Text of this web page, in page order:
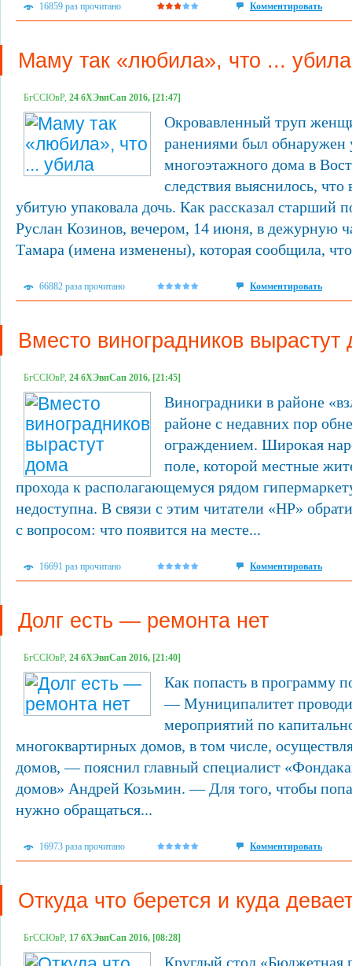
16859 раз прочитано Комментировать
Маму так «любила», что ... убила
БгССЮвР, 24 бХЭвпСап 2016, [21:47]
Окровавленный труп
ранениями был обнаружен
многоэтажного дома в
следствия выяснилось,
убитую упаковала дочь. Как рассказал старший
Руслан Козинов, вечером, 14 июня, в дежурную
Тамара (имена изменены), которая сообщила,
66882 раза прочитано Комментировать
Вместо виноградников вырастут
БгССЮвР, 24 бХЭвпСап 2016, [21:45]
Виноградники в районе
районе с недавних пор
ограждением. Широкая
поле, которой местные
прохода к располагающемуся рядом
недоступна. В связи с этим читатели «НР»
с вопросом: что появится на месте...
16691 раз прочитано Комментировать
Долг есть — ремонта нет
БгССЮвР, 24 бХЭвпСап 2016, [21:40]
Как попасть в программу
— Муниципалитет
мероприятий по
многоквартирных домов, в том числе,
домов, — пояснил главный специалист
домов» Андрей Козьмин. — Для того, чтобы
нужно обращаться...
16973 раза прочитано Комментировать
Откуда что берется и куда
БгССЮвР, 17 бХЭвпСап 2016, [08:28]
Круглый стол «Бюджетная